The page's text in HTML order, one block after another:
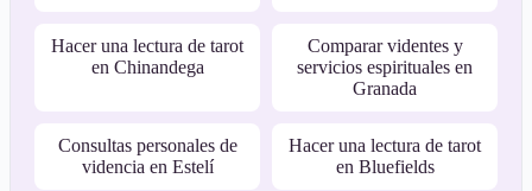
Hacer una lectura de tarot
en Chinandega
Comparar videntes y
servicios espirituales en
Granada
Consultas personales de
videncia en Estelí
Hacer una lectura de tarot
en Bluefields